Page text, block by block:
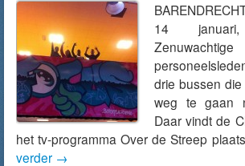
14
drie bussen
weg te gaan
Daar vindt de
het tv-programma Over de Streep
verder →